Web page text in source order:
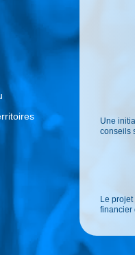
Une
conseils
Le
financier